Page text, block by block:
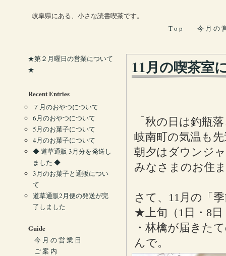
岐阜県にある、小さな読書喫茶です。
T o p
今 月 の
11月の喫茶室
「秋の日は釣瓶
岐南町の気温も
朝夕はダウンジ
みなさまのお住
さて、11月の「
★上旬（1日・8日
・林檎が届きた
んで。
★第２月曜日の営業について
★
Recent Entries
７月のおやつについて
6月のおやつについて
5月のお菓子について
4月のお菓子について
◆ 道草通販 3月分を発送し
ました ◆
3月のお菓子と通販につい
て
道草通販2月便の発送が完
了しました
Guide
今 月 の 営 業 日
ご 案 内